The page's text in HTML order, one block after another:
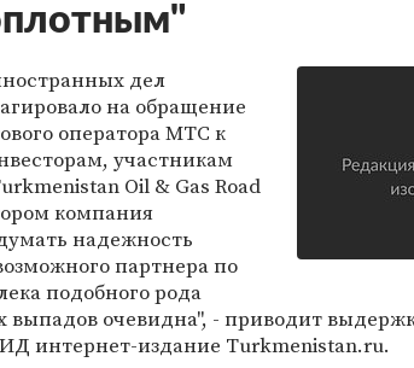
дел
на обращение
оператора МТС к
участникам
Oil & Gas Road
компания
надежность
партнера по
подобного рода
выпадов очевидна", - приводит
интернет-издание Turkmenistan.ru.